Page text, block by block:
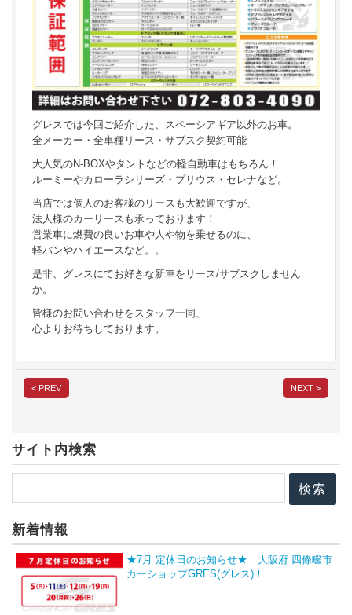
グレスでは今回ご紹介した、スペーシアギア以外のお車。
全メーカー・全車種リース・サブスク契約可能
大人気のN-BOXやタントなどの軽自動車はもちろん！
ルーミーやカローラシリーズ・プリウス・セレナなど。
当店では個人のお客様のリースも大歓迎ですが、
法人様のカーリースも承っております！
営業車に燃費の良いお車や人や物を乗せるのに、
軽バンやハイエースなど。。
是非、グレスにてお好きな新車をリース/サブスクしません
か。
皆様のお問い合わせをスタッフ一同、
心よりお待ちしております。
< PREV NEXT >
サイト内検索
新着情報
★7月 定休日のお知らせ★ 大阪府 四條畷市
カーショップGRES(グレス)！